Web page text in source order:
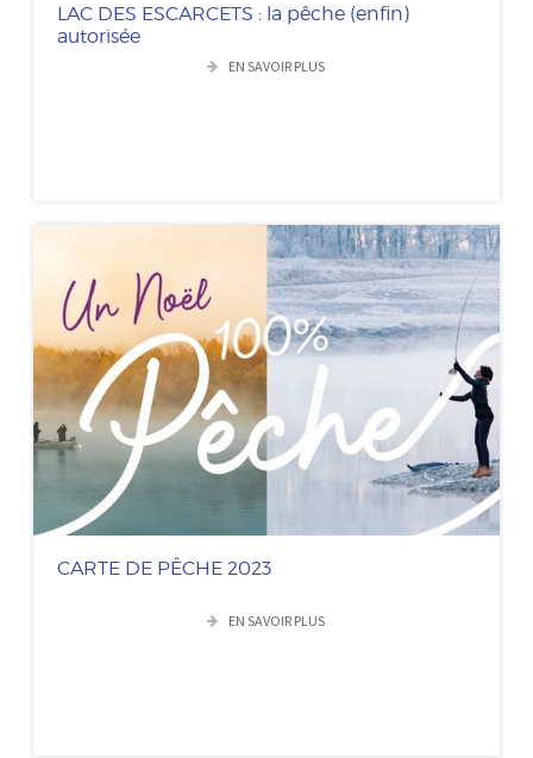
LAC DES ESCARCETS : la pêche (enfin)
autorisée
EN SAVOIR PLUS
CARTE DE PÊCHE 2023
EN SAVOIR PLUS